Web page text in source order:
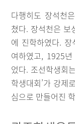
다행히도 장석천
쳤다. 장석천은 보
에 진학하였다.
여하였고, 1925
었다. 조선학생회
학생대회’가 강제
심으로 만들어진